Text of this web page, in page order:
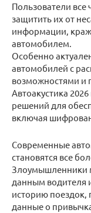
Пользователи
защитить их от
информации,
автомобилем.
Особенно
автомобилей с
возможностями и
Автоакустика
решений для
включая
Современные
становятся все
Злоумышленники
данным водителя
историю
данные о